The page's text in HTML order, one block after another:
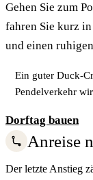
Gehen Sie zum
fahren Sie kurz
und einen
Ein guter Duck-
Pendelverkehr
Dorftag bauen
Anreise
Der letzte Anstieg